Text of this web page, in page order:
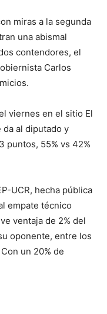
miras a la segunda
una abismal
contendores, el
Carlos
viernes en el sitio El
da al diputado y
puntos, 55% vs 42%
UCR, hecha pública
empate técnico
ventaja de 2% del
oponente, entre los
un 20% de